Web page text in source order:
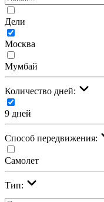
Дели
Москва
Мумбай
Количество дней:
9 дней
Cпособ передвижения:
Самолет
Тип: